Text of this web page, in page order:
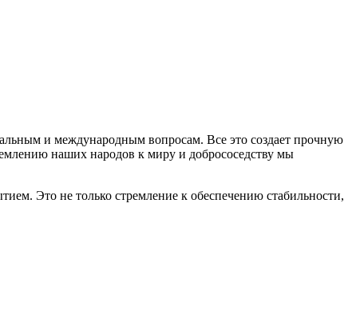
и международным вопросам. Все это создает прочную
наших народов к миру и добрососедству мы
Это не только стремление к обеспечению стабильности,